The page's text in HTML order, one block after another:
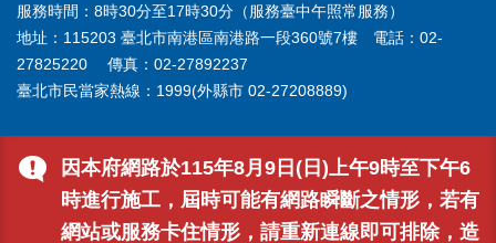
因本府網路於115年8月9日(日)上午9時至下午6
時進行施工，屆時可能有網路瞬斷之情形，若有
網站或服務卡住情形，請重新連線即可排除，造
服務時間：8時30分至17時30分（服務臺中午照常服務）
地址：115203 臺北市南港區南港路一段360號7樓 電話：02-
27825220 傳真：02-27892237
臺北市民當家熱線：1999(外縣市 02-27208889)